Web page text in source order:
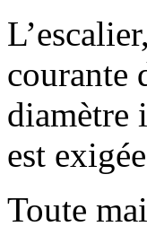
courante
diamètre
est
Toute